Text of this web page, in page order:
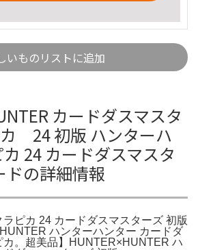
いものリストに追加
カードダスマスタ
24 初版 ハンターハ
24 カードダスマスタ
ドの詳細情報
ピカ 24 カードダスマスターズ 初版
ハンターハンター カードダ
カ。超美品】HUNTER×HUNTER ハ